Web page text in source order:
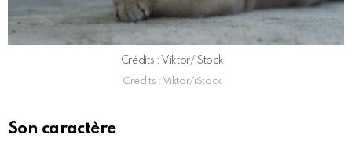
Crédits : Viktor/iStock
Crédits : Viktor/iStock
Son caractère